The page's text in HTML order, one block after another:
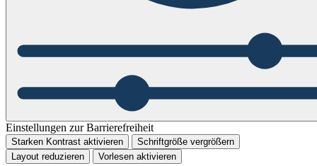
Einstellungen zur Barrierefreiheit
Starken Kontrast aktivieren
Schriftgröße vergrößern
Layout reduzieren
Vorlesen aktivieren